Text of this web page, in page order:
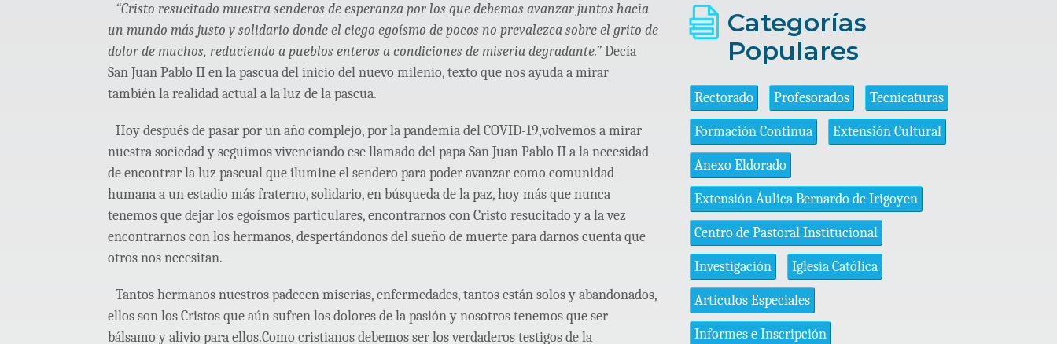
“Cristo resucitado muestra senderos de esperanza por los que debemos avanzar juntos hacia
un mundo más justo y solidario donde el ciego egoísmo de pocos no prevalezca sobre el grito de
dolor de muchos, reduciendo a pueblos enteros a condiciones de miseria degradante.”Decía
San Juan Pablo II en la pascua del inicio del nuevo milenio, texto que nos ayuda a mirar
también la realidad actual a la luz de la pascua.
Hoy después de pasar por un año complejo, por la pandemia del COVID-19,volvemos a mirar
nuestra sociedad y seguimos vivenciando ese llamado del papa San Juan Pablo II a la necesidad
de encontrar la luz pascual que ilumine el sendero para poder avanzar como comunidad
humana a un estadio más fraterno, solidario, en búsqueda de la paz, hoy más que nunca
tenemos que dejar los egoísmos particulares, encontrarnos con Cristo resucitado y a la vez
encontrarnos con los hermanos, despertándonos del sueño de muerte para darnos cuenta que
otros nos necesitan.
Tantos hermanos nuestros padecen miserias, enfermedades, tantos están solos y abandonados,
ellos son los Cristos que aún sufren los dolores de la pasión y nosotros tenemos que ser
bálsamo y alivio para ellos.Como cristianos debemos ser los verdaderos testigos de la
Categorías
Populares
Rectorado Profesorados Tecnicaturas
Formación Continua Extensión Cultural
Anexo Eldorado
Extensión Áulica Bernardo de Irigoyen
Centro de Pastoral Institucional
Investigación Iglesia Católica
Artículos Especiales
Informes e Inscripción